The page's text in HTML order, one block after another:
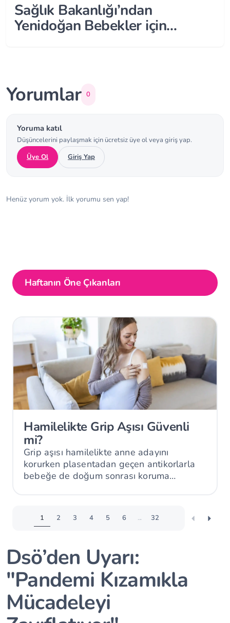
Sağlık Bakanlığı’ndan
Yenidoğan Bebekler için
Yorumlar 0
Yoruma katıl
Düşüncelerini paylaşmak için ücretsiz üye ol veya giriş yap.
Üye Ol
Giriş Yap
Henüz yorum yok. İlk yorumu sen yap!
Haftanın Öne Çıkanları
Hamilelikte Grip Aşısı Güvenli
mi?
Grip aşısı hamilelikte anne adayını
korurken plasentadan geçen antikorlarla
bebeğe de doğum sonrası koruma
1 2 3 4 5 6 ... 32
Dsö’den Uyarı:
"Pandemi Kızamıkla
Mücadeleyi